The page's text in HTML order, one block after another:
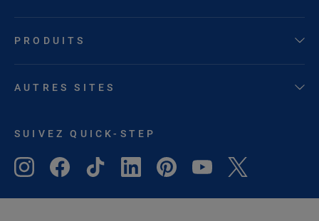
PRODUITS
AUTRES SITES
SUIVEZ QUICK-STEP